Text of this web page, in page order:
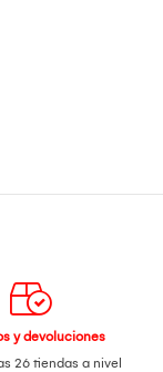
y devoluciones
26 tiendas a nivel